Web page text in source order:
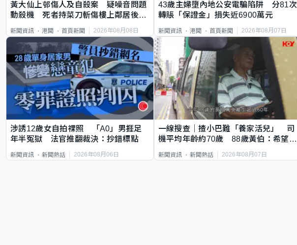
黃大仙上邨傷人及自殺案 疑噪音問題
動殺機 死者持菜刀斬傷樓上鄰居後墮
新聞資訊 港聞 首頁新聞 2026年08月08日
43歲主婦墮內地公安電騙陷阱 分81次
轉賬「保證金」損失近6900萬元
新聞資訊 港聞 首頁新聞 2026年08月07日
涉誘12歲女自拍祼照 「A0」男捱足
年半冤獄 法官推翻裁決：抄錯標點
新聞資訊 新聞熱話 2026年08月06日
一線搜查｜揸小巴難「養家活兒」 司
機平均年齡約70歲 88歲黃伯：希望一
新聞資訊 新聞熱話 2026年08月07日